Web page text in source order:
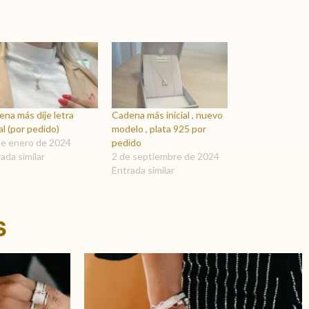
más dije letra
(por pedido)
enero de 2024
similar
Cadena más inicial , nuevo
modelo , plata 925 por
pedido
2 de septiembre de 2024
Entrada similar
Este
producto
tiene
Este
producto
tiene